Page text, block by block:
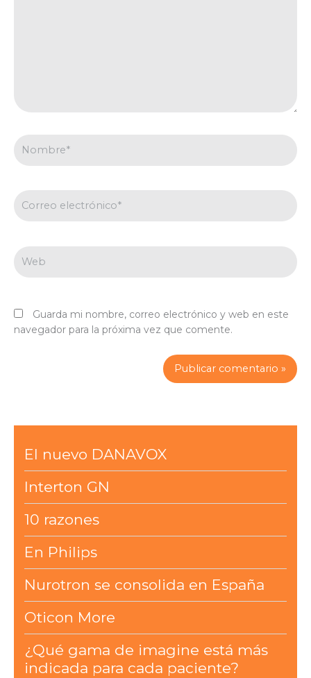
Guarda mi nombre, correo electrónico y web en este
navegador para la próxima vez que comente.
El nuevo DANAVOX
Interton GN
10 razones
En Philips
Nurotron se consolida en España
Oticon More
¿Qué gama de imagine está más
indicada para cada paciente?